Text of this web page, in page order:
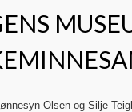
Olsen og Silje